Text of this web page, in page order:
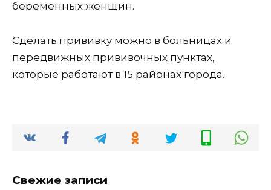
беременных женщин.
Сделать прививку можно в больницах и
передвижных прививочных пунктах,
которые работают в 15 районах города.
Свежие записи